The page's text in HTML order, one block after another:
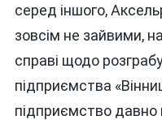
серед іншого,
зовсім не зайвими,
справі щодо
підприємства
підприємство